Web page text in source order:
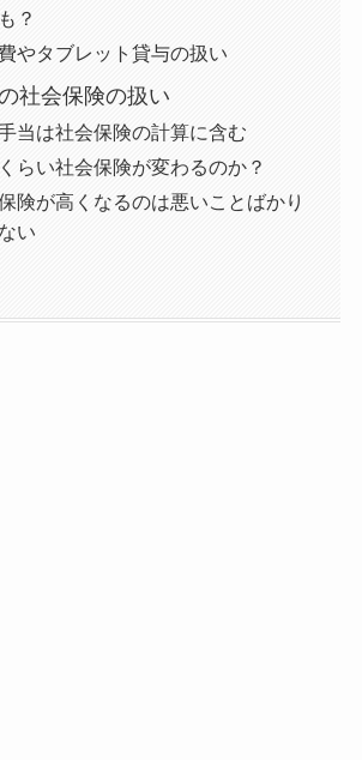
？
やタブレット貸与の扱い
社会保険の扱い
当は社会保険の計算に含む
らい社会保険が変わるのか？
険が高くなるのは悪いことばかり
い